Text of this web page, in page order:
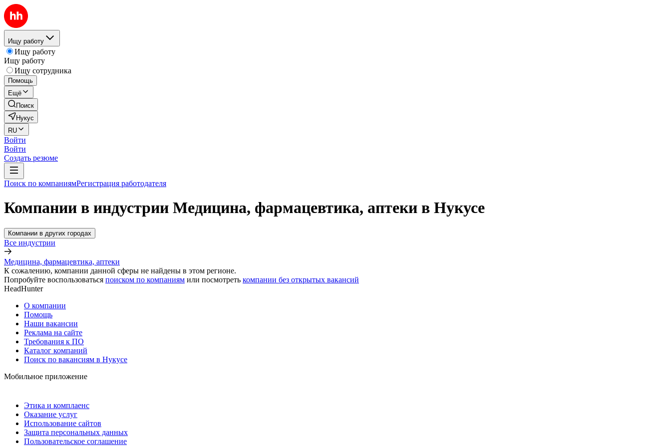
Ищу работу
Ищу работу
Ищу работу
Ищу сотрудника
Помощь
Ещё
Поиск
Нукус
RU
Войти
Войти
Создать резюме
Поиск по компаниямРегистрация работодателя
Компании в индустрии Медицина, фармацевтика, аптеки в Нукусе
Компании в других городах
Все индустрии
Медицина, фармацевтика, аптеки
К сожалению, компании данной сферы не найдены в этом регионе.
Попробуйте воспользоваться поиском по компаниям или посмотреть компании без открытых вакансий
HeadHunter
О компании
Помощь
Наши вакансии
Реклама на сайте
Требования к ПО
Каталог компаний
Поиск по вакансиям в Нукусе
Мобильное приложение
Этика и комплаенс
Оказание услуг
Использование сайтов
Защита персональных данных
Пользовательское соглашение